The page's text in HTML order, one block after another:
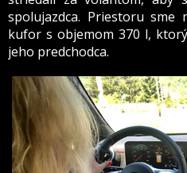
spolujazdca. Priestoru
kufor s objemom 370 l,
jeho predchodca.